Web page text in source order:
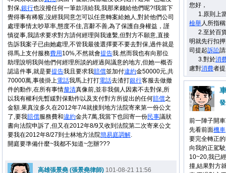
您好，
1.原則上當
檢舉 人所指
2.至於百貨
明就先行扣
司提起訴訟
3.對於消
慮對消費者
對保,銀行也沒撥任何一筆款項給我,我那來錢給他們呢?!我當下
覺得事有稀竅,沒經我同意怎可以任意轉案給她人,對於他們公司
處理事情太吵草率,態度不佳,言辭不善,為了保護自身權益，謹
慎從事,我請求要求對方請何經理與我連繫,但對方不願意,直接
告訴我案子已由她處理,不管我最後選擇要不要去對保,過件就是
得馬上支付服務費用 10%,不然就會提告我.然而我也有向那位
助理說明我與他們何經理所談的經過與議意的地方,但她一概否
認這件事,就是要提告我且要求我賠償並加付違約金50000元,共
70000萬,事後掛上電話我馬上打打電話去渣打銀行客服去做撤
件的動作,在所有事情釐清真像前,並非我個人因素不去對保,所
以我有權利先暫緩對保動作以及支付對方所提出的任何賠償之
金額.果真沒多久在2012年7/4就接到地方法院寄來第一份公文
了,要我賠償服務費和違約金共7萬,我當下也回寄一份民事議狀
書向法院申訴了,但又在2012年8/9又收到法院第二次寄來公文
要我在2012年8/27到士林地方法院簡易庭調解.
開庭要準備什麼~我都不知道~怎辦???
高雄張景堯 (張景堯律師) 101-08-21 11:56
前一陣子開
先看前面機車
要完全轉正
向我的正駕駛
10~20,我已
撞,結果對方